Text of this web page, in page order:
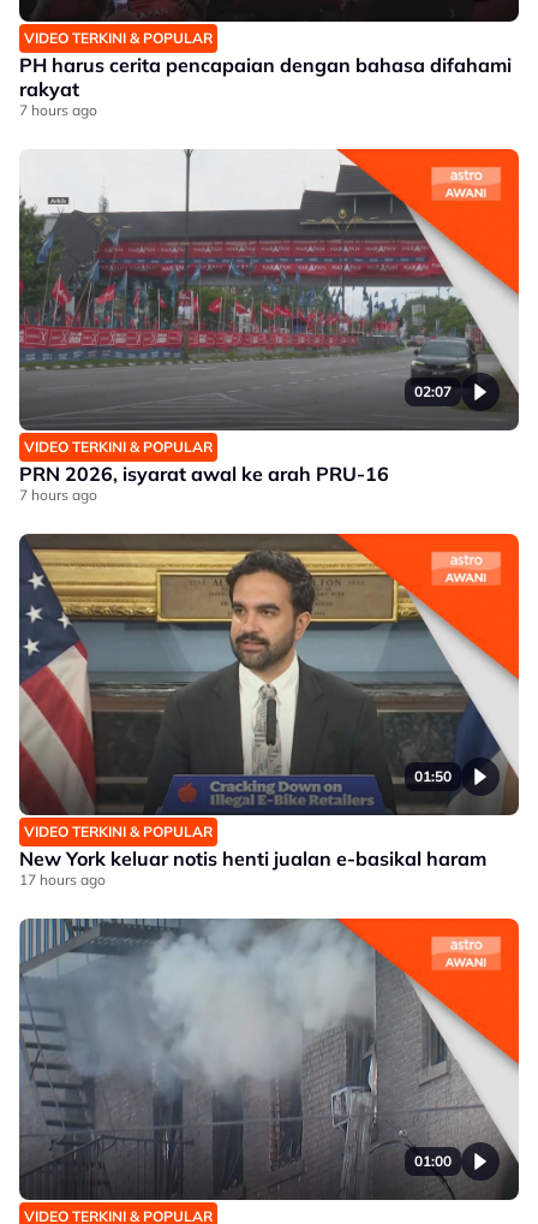
VIDEO TERKINI & POPULAR
PH harus cerita pencapaian dengan bahasa difahami
rakyat
7 hours ago
02:07
VIDEO TERKINI & POPULAR
PRN 2026, isyarat awal ke arah PRU-16
7 hours ago
01:50
VIDEO TERKINI & POPULAR
New York keluar notis henti jualan e-basikal haram
17 hours ago
01:00
VIDEO TERKINI & POPULAR